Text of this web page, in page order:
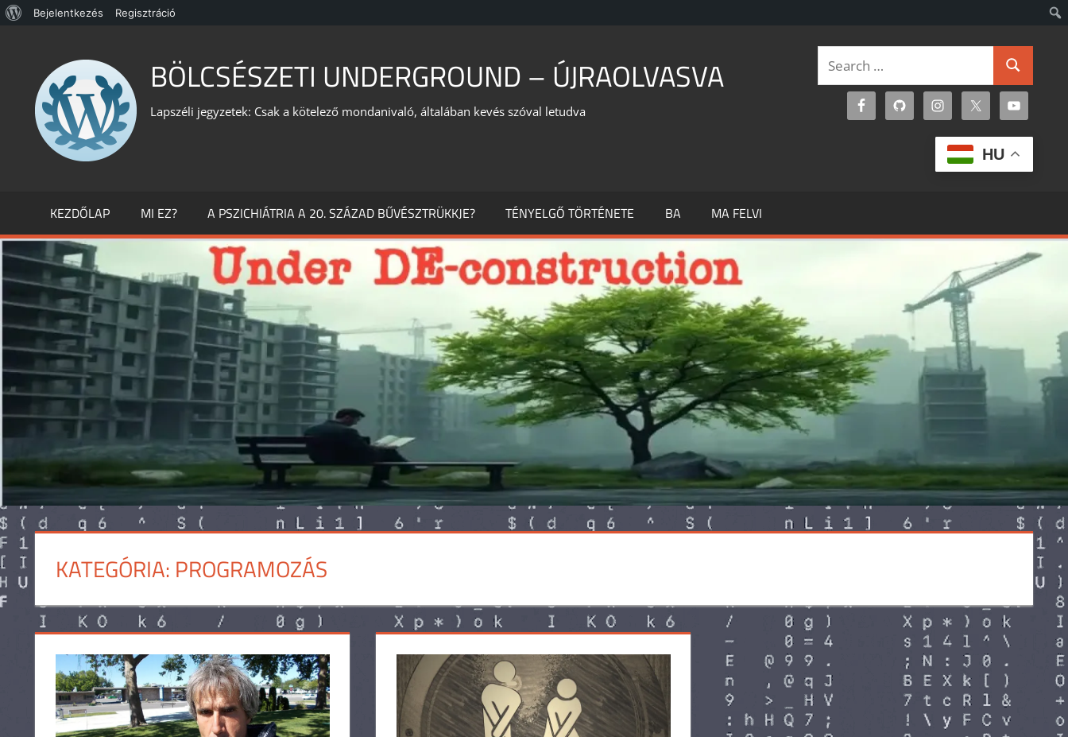
WordPress,
Bejelentkezés Regisztráció
content
BÖLCSÉSZETI UNDERGROUND – ÚJRAOLVASVA
Lapszéli jegyzetek: Csak a kötelező mondanivaló, általában kevés szóval letudva
Search
HU
KEZDŐLAP MI EZ? A PSZICHIÁTRIA A 20. SZÁZAD BŰVÉSZTRÜKKJE? TÉNYELGŐ TÖRTÉNETE BA MA FELVI
KATEGÓRIA: PROGRAMOZÁS